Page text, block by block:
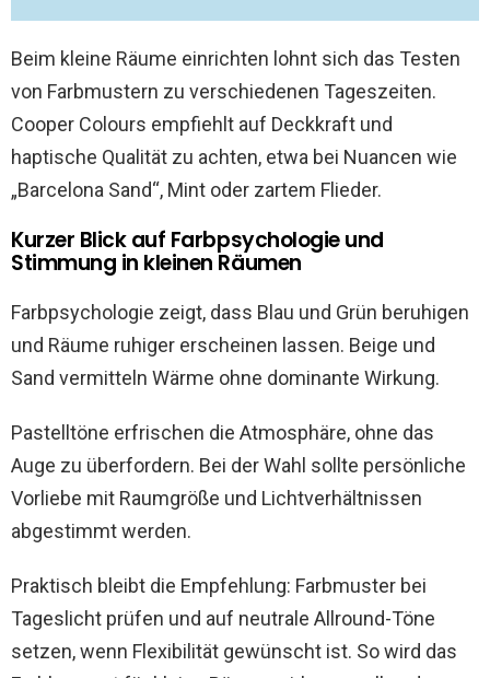
Beim kleine Räume einrichten lohnt sich das Testen
von Farbmustern zu verschiedenen Tageszeiten.
Cooper Colours empfiehlt auf Deckkraft und
haptische Qualität zu achten, etwa bei Nuancen wie
„Barcelona Sand“, Mint oder zartem Flieder.
Kurzer Blick auf Farbpsychologie und
Stimmung in kleinen Räumen
Farbpsychologie zeigt, dass Blau und Grün beruhigen
und Räume ruhiger erscheinen lassen. Beige und
Sand vermitteln Wärme ohne dominante Wirkung.
Pastelltöne erfrischen die Atmosphäre, ohne das
Auge zu überfordern. Bei der Wahl sollte persönliche
Vorliebe mit Raumgröße und Lichtverhältnissen
abgestimmt werden.
Praktisch bleibt die Empfehlung: Farbmuster bei
Tageslicht prüfen und auf neutrale Allround-Töne
setzen, wenn Flexibilität gewünscht ist. So wird das